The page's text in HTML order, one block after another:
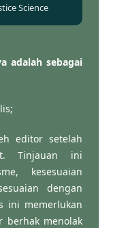
Science
adalah sebagai
editor setelah
Tinjauan ini
kesesuaian
dengan
ini memerlukan
berhak menolak